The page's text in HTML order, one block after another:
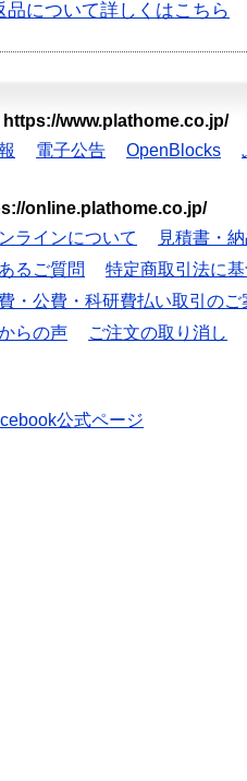
品について詳しくはこちら
https://www.plathome.co.jp/
電子公告 OpenBlocks
online.plathome.co.jp/
ラインについて
見積書・
るご質問
特定商取引法に
・公費・科研費払い取引のご
らの声 ご注文の取り消し
公式ページ